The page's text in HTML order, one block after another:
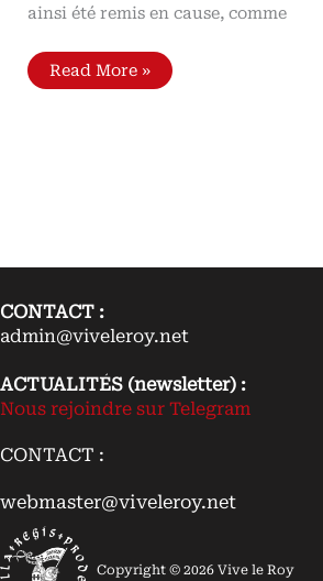
ainsi été remis en cause, comme
Critique
du
valeur
document
et
de
ses
Read More »
CONTACT :
admin@viveleroy.net
ACTUALITÉS (newsletter) :
Nous rejoindre sur Telegram
CONTACT :
webmaster@viveleroy.net
Copyright © 2026 Vive le Roy